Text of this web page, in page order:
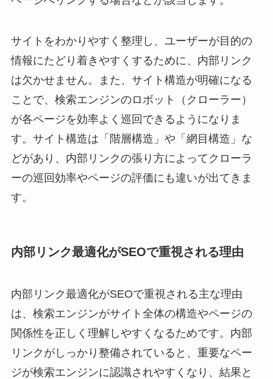
サイトをわかりやすく整理し、ユーザーが目的の
情報にたどり着きやすくするために、内部リンク
は欠かせません。また、サイト構造が明確になる
ことで、検索エンジンのロボット（クローラー）
が各ページを効率よく巡回できるようになりま
す。サイト構造は「階層構造」や「網目構造」な
どがあり、内部リンクの張り方によってクローラ
ーの巡回効率やページの評価にも違いが出てきま
す。
内部リンク最適化がSEOで重視される理由
内部リンク最適化がSEOで重視される主な理由
は、検索エンジンがサイト全体の構造やページの
関係性を正しく理解しやすくなるためです。内部
リンクがしっかり整備されていると、重要なペー
ジが検索エンジンに認識されやすくなり、結果と